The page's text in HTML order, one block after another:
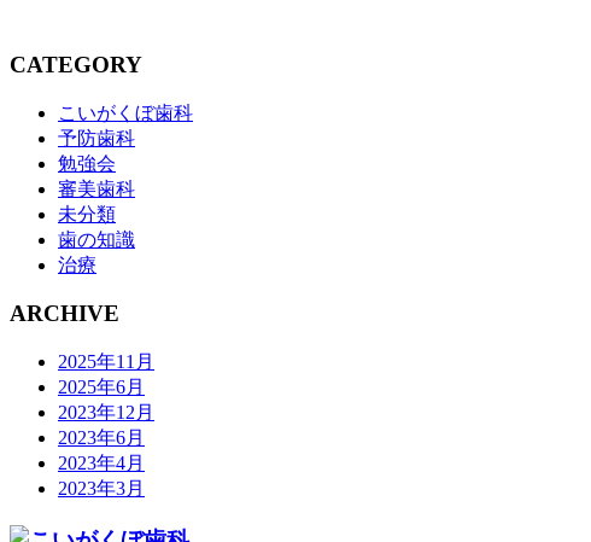
CATEGORY
こいがくぼ歯科
予防歯科
勉強会
審美歯科
未分類
歯の知識
治療
ARCHIVE
2025年11月
2025年6月
2023年12月
2023年6月
2023年4月
2023年3月